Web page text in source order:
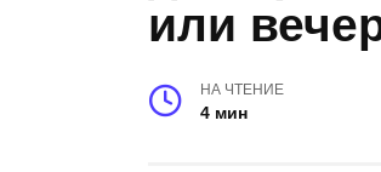
или
НА ЧТЕНИЕ
4 мин